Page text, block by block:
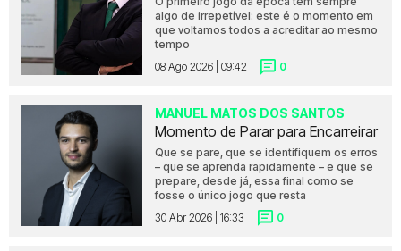
algo de irrepetível: este é o momento em
que voltamos todos a acreditar ao mesmo
tempo
08 Ago 2026 | 09:42
0
MANUEL MATOS DOS SANTOS
Momento de Parar para Encarreirar
Que se pare, que se identifiquem os erros
– que se aprenda rapidamente – e que se
prepare, desde já, essa final como se
fosse o único jogo que resta
30 Abr 2026 | 16:33
0